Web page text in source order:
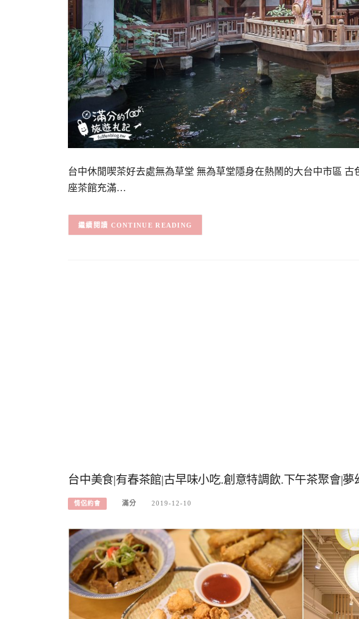
台中休閒喫茶好去處無為草堂 無為草堂隱身在熱鬧的大台中市區
座茶館充滿…
CONTINUE READING
台中美食|有春茶館|古早味小吃.創意特調飲.下午茶聚會|
情侶約會 滿分 2019-12-10